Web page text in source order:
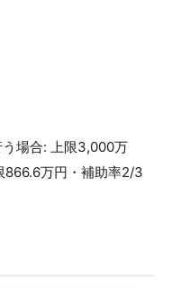
場合: 上限3,000万
866.6万円・補助率2/3